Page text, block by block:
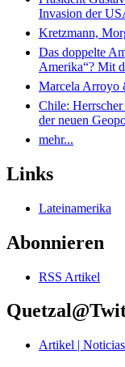
Invasion der
Kretzmann,
Das doppelte
Amerika“? Mit
Marcela Arroyo
Chile:
der neuen
mehr...
Links
Lateinamerika
Abonnieren
RSS Artikel
Artikel | Noticias